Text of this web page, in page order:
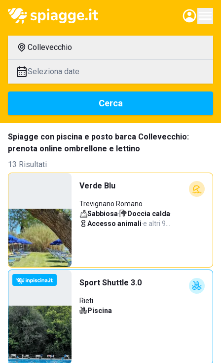
Collevecchio
Seleziona date
Cerca
Spiagge con piscina e posto barca Collevecchio:
prenota online ombrellone e lettino
13 Risultati
Verde Blu
Trevignano Romano
Sabbiosa· Doccia calda·
Accesso animali·e altri 9…
Sport Shuttle 3.0
Rieti
Piscina